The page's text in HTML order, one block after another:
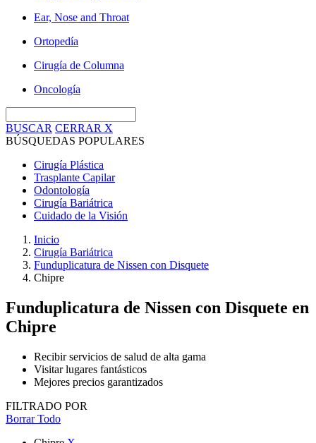
Ear, Nose and Throat
Ortopedía
Cirugía de Columna
Oncología
BUSCAR CERRAR X
BÚSQUEDAS POPULARES
Cirugía Plástica
Trasplante Capilar
Odontología
Cirugía Bariátrica
Cuidado de la Visión
Inicio
Cirugía Bariátrica
Funduplicatura de Nissen con Disquete
Chipre
Funduplicatura de Nissen con Disquete en
Chipre
Recibir servicios de salud de alta gama
Visitar lugares fantásticos
Mejores precios garantizados
FILTRADO POR
Borrar Todo